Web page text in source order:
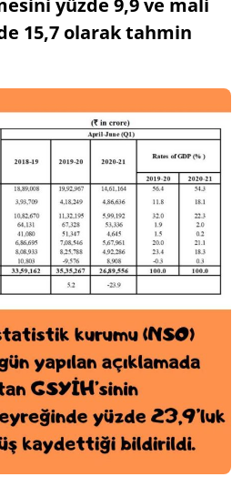
15,7 olarak tahmin